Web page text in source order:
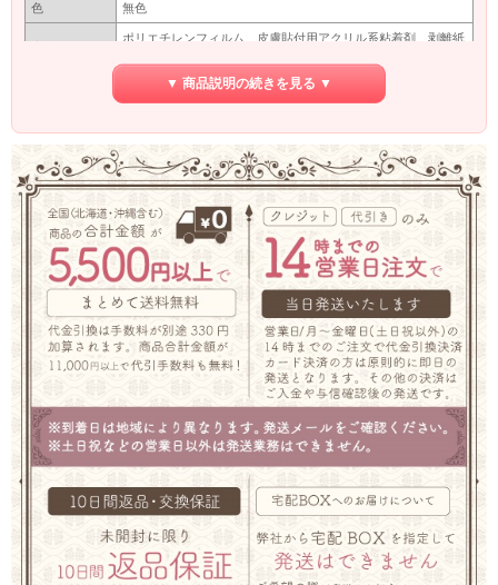
色 無色
ポリエチレンフィルム、皮膚貼付用アクリル系粘着剤、剥離紙
使用上の注意
・使用により、かゆみ・かぶれ等の症状が起きた場合は使用を
中止してください。
い。
・幼小児には使用しないでください
▼ 商品説明の続きを見る ▼